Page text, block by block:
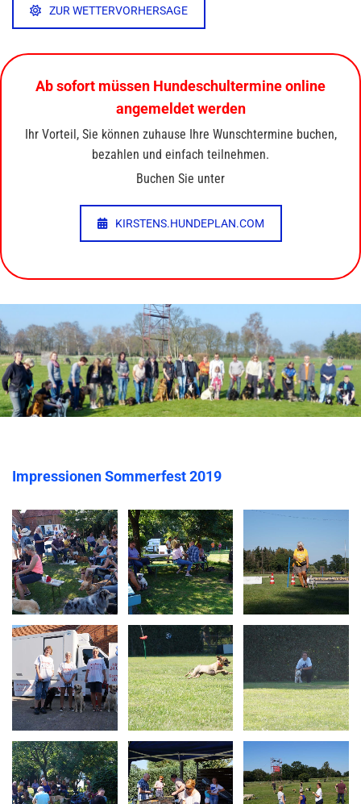
ZUR WETTERVORHERSAGE
Ab sofort müssen Hundeschultermine online
angemeldet werden
Ihr Vorteil, Sie können zuhause Ihre Wunschtermine buchen,
bezahlen und einfach teilnehmen.
Buchen Sie unter
KIRSTENS.HUNDEPLAN.COM
Impressionen Sommerfest 2019